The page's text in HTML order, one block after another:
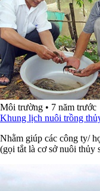
Môi trường • 7 năm trước
Khung lịch nuôi trồng
Nhằm giúp các công ty/
(gọi tắt là cơ sở nuôi thủy